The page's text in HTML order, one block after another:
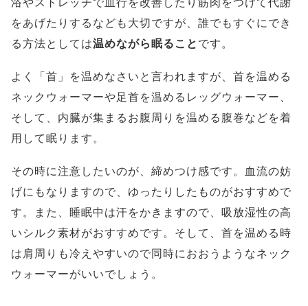
浴やストレッチで血行を改善したり筋肉をつけて代謝
をあげたりするなども大切ですが、誰でもすぐにでき
る方法としては温めながら眠ること です。
よく「首」を温めなさいと言われますが、首を温める
ネックウォーマーや足首を温めるレッグウォーマー、
そして、内臓が集まるお腹周りを温める腹巻などを着
用して眠ります。
その時に注意したいのが、締めつけ感です。血流の妨
げにもなりますので、ゆったりしたものがおすすめで
す。また、睡眠中は汗をかきますので、吸放湿性の高
いシルク素材がおすすめです。そして、首を温める時
は肩周りも冷えやすいので同時におおうようなネック
ウォーマーがいいでしょう。